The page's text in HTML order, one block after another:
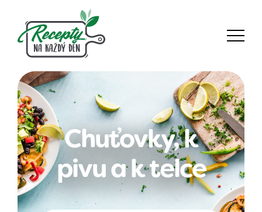
Chuťovky, k
pivu a k telce